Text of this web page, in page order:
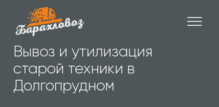
Вывоз и утилизация
старой техники в
Долгопрудном